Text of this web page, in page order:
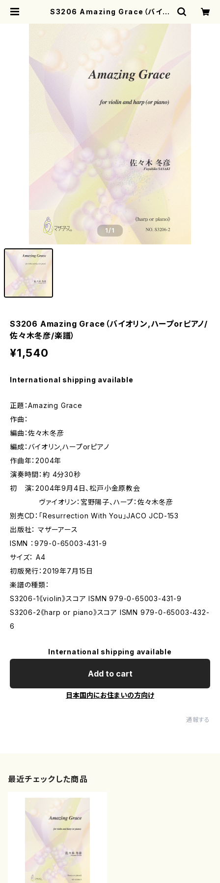
S3206 Amazing Grace（バイオ
1/1
S3206 Amazing Grace（バイオリン,ハープorピアノ/
佐々木冬彦/楽譜）
¥1,540
International shipping available
正題：Amazing Grace
作曲：
編曲：佐々木冬彦
編成：バイオリン,ハープorピアノ
作曲年：2004年
演奏時間：約 4分30秒
初 演：2004年9月4日、松戸小金原教会
ヴァイオリン：宮野陽子、ハープ：佐々木冬彦
別売CD：「Resurrection With You」JACO JCD-153
出版社： マザーアース
ISMN ：979-0-65003-431-9
サイズ： A4
初版発行：2019年7月15日
楽譜の種類：
S3206-1《violin》スコア ISMN 979-0-65003-431-9
S3206-2《harp or piano》スコア ISMN 979-0-65003-432-
6
International shipping available
Add to cart
日本国内にお住まいの方向け
通報する
最近チェックした商品